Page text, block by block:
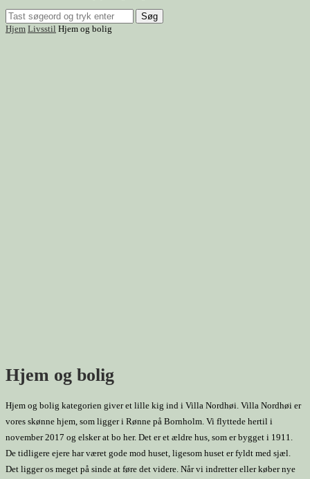
Søg
Hjem Livsstil Hjem og bolig
Hjem og bolig
Hjem og bolig kategorien giver et lille kig ind i Villa Nordhøi. Villa Nordhøi er
vores skønne hjem, som ligger i Rønne på Bornholm. Vi flyttede hertil i
november 2017 og elsker at bo her. Det er et ældre hus, som er bygget i 1911.
De tidligere ejere har været gode mod huset, ligesom huset er fyldt med sjæl.
Det ligger os meget på sinde at føre det videre. Når vi indretter eller køber nye